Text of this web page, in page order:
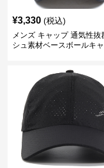
¥3,330 (税込)
メンズ キャップ 通気性抜
シュ素材ベースボールキ